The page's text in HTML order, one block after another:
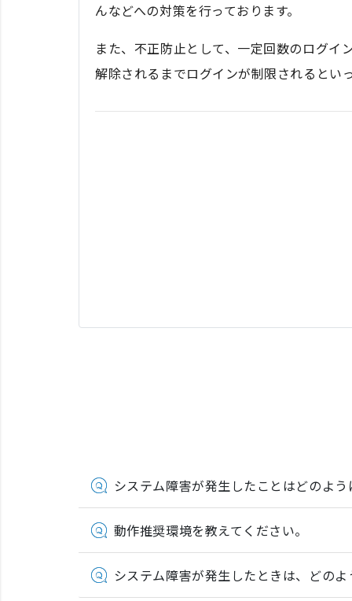
んなどへの対策を行っております。
また、不正防止として、一定回数のログ
解除されるまでログインが制限されるとい
システム障害が発生したことはどのよ
動作推奨環境を教えてください。
システム障害が発生したときは、どの